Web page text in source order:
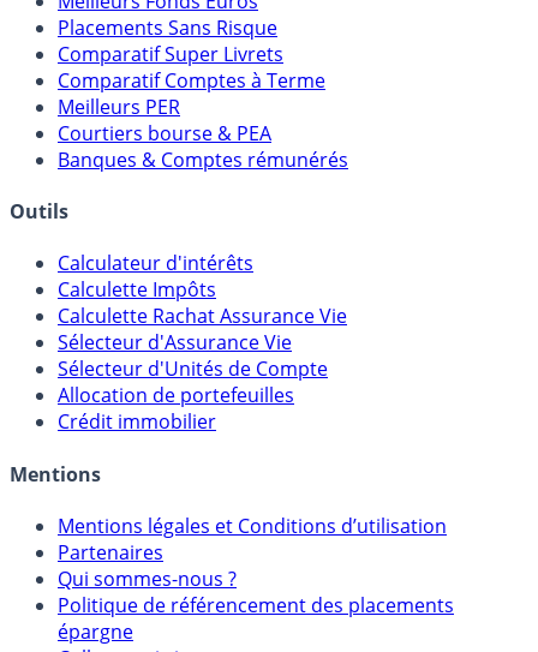
Placements Sans Risque
Comparatif Super Livrets
Comparatif Comptes à Terme
Meilleurs PER
Courtiers bourse & PEA
Banques & Comptes rémunérés
Outils
Calculateur d'intérêts
Calculette Impôts
Calculette Rachat Assurance Vie
Sélecteur d'Assurance Vie
Sélecteur d'Unités de Compte
Allocation de portefeuilles
Crédit immobilier
Mentions
Mentions légales et Conditions d’utilisation
Partenaires
Qui sommes-nous ?
Politique de référencement des placements
épargne